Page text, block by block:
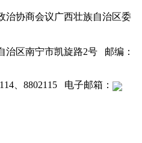
治协商会议广西壮族自治区委
治区南宁市凯旋路2号 邮编：
、8802115 电子邮箱：